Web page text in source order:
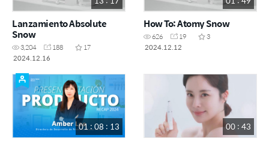
Lanzamiento Absolute
Snow
3,204 188
17
2024.12.16
How To: Atomy Snow
626 19
3
2024.12.12
01 : 08 : 13 00 : 43